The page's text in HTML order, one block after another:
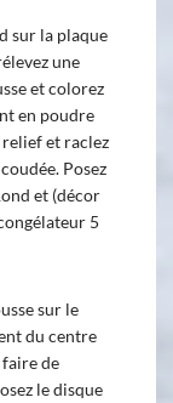
sur la plaque
une
et colorez
en poudre
et raclez
Posez
et (décor
5
sur le
du centre
de
le disque